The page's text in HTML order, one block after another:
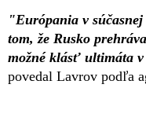
"Európania v
tom, že Rusko
možné klásť ultimáta
povedal Lavrov podľa